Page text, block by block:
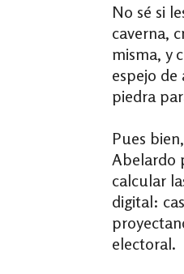
No sé si
caverna,
misma, y
espejo
piedra
Pues
Abelardo
calcular
digital:
electoral.